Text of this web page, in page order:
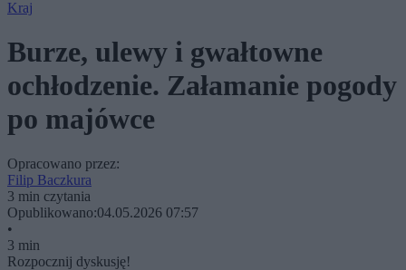
Kraj
Burze, ulewy i gwałtowne
ochłodzenie. Załamanie pogody
po majówce
Opracowano przez:
Filip Baczkura
3 min czytania
Opublikowano:04.05.2026 07:57
•
3 min
Rozpocznij dyskusję!